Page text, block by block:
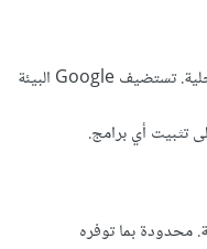
لا تحتاج إلى موارد حاسوب قوية محلية. تستضيف Google البيئة
تثبيت أي برامج.
محدودة بما توفره